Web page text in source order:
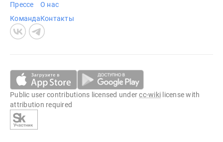
Прессе
Команда
О нас
Контакты
Public user contributions licensed undercc-wiki license with
attribution required